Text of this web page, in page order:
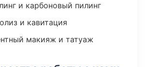
и карбоновый пилинг
и кавитация
макияж и татуаж